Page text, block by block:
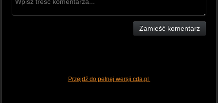
Zamieść komentarz
Przejdź do pełnej wersji cda.pl